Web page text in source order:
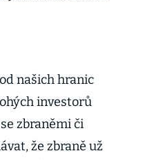
našich hranic
investorů
zbraněmi či
že zbraně už